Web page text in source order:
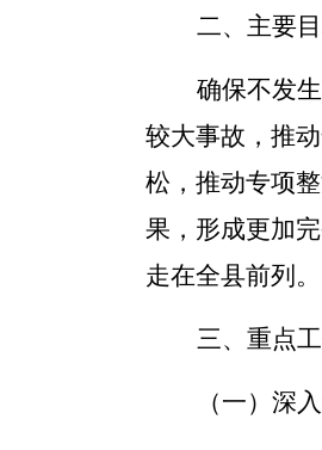
二、主要
确保不发
较大事故，推
松，推动专项
果，形成更加
走在全县前列。
三、重点
（一）深